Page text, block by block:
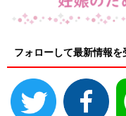
フォローして最新情報を